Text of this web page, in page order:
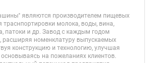
являются производителем пищевых
траснпортировки молока, воды, вина,
патоки и др. Завод с каждым годом
номенклатуру выпускаемых
конструкцию и технологию, улучшая
основываясь на пожеланиях клиентов.